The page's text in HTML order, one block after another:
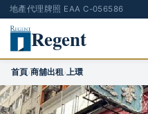
地產代理牌照 EAA C-056586
Regent
首頁›商舖出租›上環